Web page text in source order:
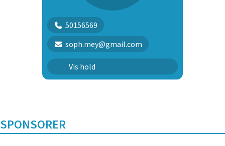
50156569
soph.mey@gmail.com
Vis hold
Kontakt og samarbejde | KS1
SPONSORER